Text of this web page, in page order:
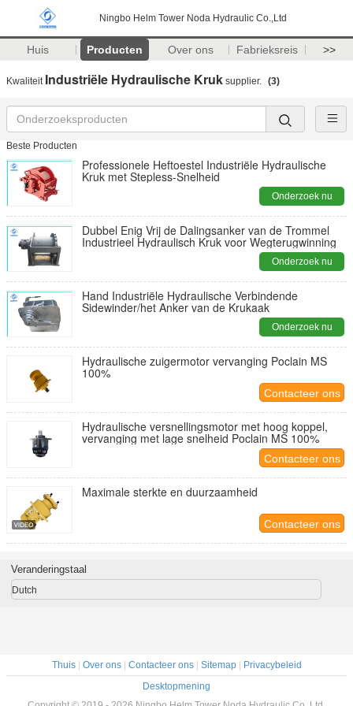
Ningbo Helm Tower Noda Hydraulic Co.,Ltd
Huis Producten Over ons Fabrieksreis >>
Kwaliteit Industriële Hydraulische Kruk supplier. (3)
Beste Producten
Professionele Heftoestel Industriële Hydraulische
Kruk met Stepless-Snelheid
Onderzoek nu
Dubbel Enig Vrij de Dalingsanker van de Trommel
Industrieel Hydraulisch Kruk voor Wegterugwinning
Onderzoek nu
Hand Industriële Hydraulische Verbindende
Sidewinder/het Anker van de Krukaak
Onderzoek nu
Hydraulische zuigermotor vervanging Poclain MS
100%
Contacteer ons
Hydraulische versnellingsmotor met hoog koppel,
vervanging met lage snelheid Poclain MS 100%
Contacteer ons
Maximale sterkte en duurzaamheid
Contacteer ons
Veranderingstaal
Dutch
Thuis| Over ons| Contacteer ons| Sitemap|
Privacybeleid
Desktopmening